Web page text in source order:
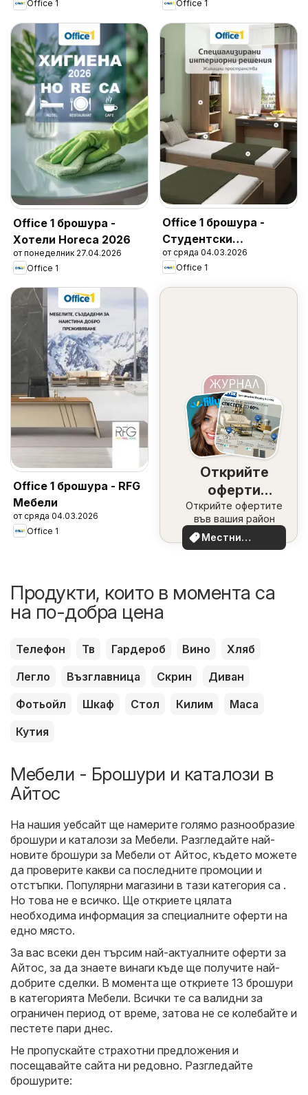
Office 1 Office 1
Office 1 брошура -
Хотели Horeca 2026
от понеделник 27.04.2026
Office 1
Office 1 брошура -
Студентски
общежития
от сряда 04.03.2026
Office 1
Office 1 брошура - RFG
Мебели
от сряда 04.03.2026
Office 1
Открийте
оферти
наблизо
Открийте офертите
във вашия район
Местни
оферти
Продукти, които в момента са
на по-добра цена
Телефон Тв Гардероб Вино
Хляб
Легло
Възглавница Скрин
Диван
Фотьойл
Шкаф Стол Килим
Маса
Кутия
Мебели - Брошури и каталози в
Айтос
На нашия уебсайт ще намерите голямо разнообразие
брошури и каталози за Мебели. Разгледайте най-
новите брошури за Мебели от Айтос, където можете
да проверите какви са последните промоции и
отстъпки. Популярни магазини в тази категория са .
Но това не е всичко. Ще откриете цялата
необходима информация за специалните оферти на
едно място.
За вас всеки ден търсим най-актуалните оферти за
Айтос, за да знаете винаги къде ще получите най-
добрите сделки. В момента ще откриете 13 брошури
в категорията Мебели. Всички те са валидни за
ограничен период от време, затова не се колебайте и
пестете пари днес.
Не пропускайте страхотни предложения и
посещавайте сайта ни редовно. Разгледайте
брошурите: